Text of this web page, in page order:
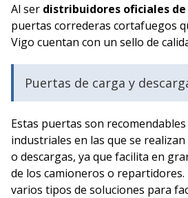
Al ser distribuidores oficiales
puertas correderas cortafuegos
Vigo cuentan con un sello de
Puertas de carga y
Estas puertas son
industriales en las que se
o descargas, ya que facilita en
de los camioneros o
varios tipos de soluciones para